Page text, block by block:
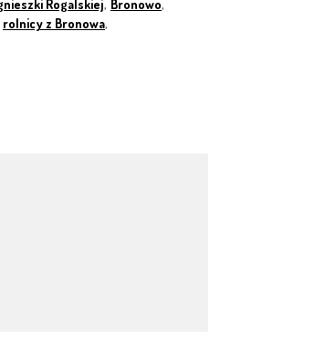
Rogalskiej, Bronowo,
rolnicy z Bronowa,